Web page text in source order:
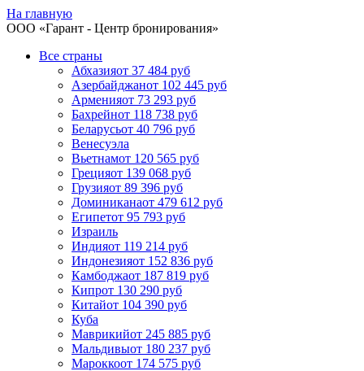
На главную
ООО «Гарант - Центр бронирования»
Все страны
Абхазияот 37 484 руб
Азербайджанот 102 445 руб
Арменияот 73 293 руб
Бахрейнот 118 738 руб
Беларусьот 40 796 руб
Венесуэла
Вьетнамот 120 565 руб
Грецияот 139 068 руб
Грузияот 89 396 руб
Доминиканаот 479 612 руб
Египетот 95 793 руб
Израиль
Индияот 119 214 руб
Индонезияот 152 836 руб
Камбоджаот 187 819 руб
Кипрот 130 290 руб
Китайот 104 390 руб
Куба
Маврикийот 245 885 руб
Мальдивыот 180 237 руб
Мароккоот 174 575 руб